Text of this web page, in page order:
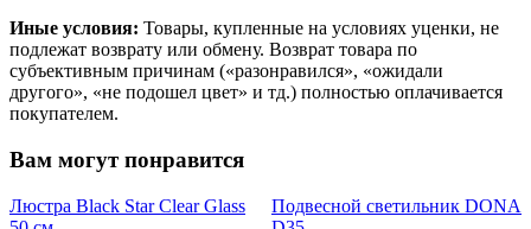
Иные условия: Товары, купленные на условиях уценки, не
подлежат возврату или обмену. Возврат товара по
субъективным причинам («разонравился», «ожидали
другого», «не подошел цвет» и тд.) полностью оплачивается
покупателем.
Вам могут понравится
Люстра Black Star Clear Glass
Подвесной светильник DONA